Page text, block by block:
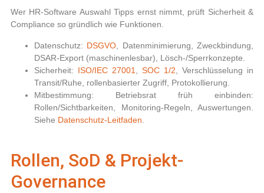
Wer HR-Software Auswahl Tipps ernst nimmt, prüft Sicherheit &
Compliance so gründlich wie Funktionen.
Datenschutz: DSGVO, Datenminimierung, Zweckbindung,
DSAR-Export (maschinenlesbar), Lösch-/Sperrkonzepte.
Sicherheit: ISO/IEC 27001,SOC 1/2, Verschlüsselung in
Transit/Ruhe, rollenbasierter Zugriff, Protokollierung.
Mitbestimmung: Betriebsrat früh einbinden:
Rollen/Sichtbarkeiten, Monitoring-Regeln, Auswertungen.
Siehe Datenschutz-Leitfaden.
Rollen, SoD & Projekt-
Governance